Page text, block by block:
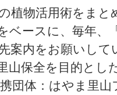
植物活用術をまと
ベースに、毎年、
案内をお願いして
山保全を目的とし
団体：はやま里